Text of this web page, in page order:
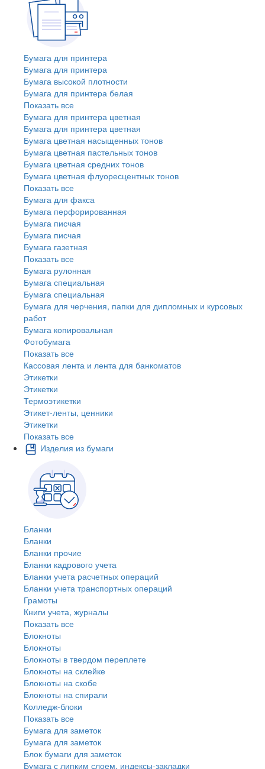
Бумага для принтера
Бумага для принтера
Бумага высокой плотности
Бумага для принтера белая
Показать все
Бумага для принтера цветная
Бумага для принтера цветная
Бумага цветная насыщенных тонов
Бумага цветная пастельных тонов
Бумага цветная средних тонов
Бумага цветная флуоресцентных тонов
Показать все
Бумага для факса
Бумага перфорированная
Бумага писчая
Бумага писчая
Бумага газетная
Показать все
Бумага рулонная
Бумага специальная
Бумага специальная
Бумага для черчения, папки для дипломных и курсовых
работ
Бумага копировальная
Фотобумага
Показать все
Кассовая лента и лента для банкоматов
Этикетки
Этикетки
Термоэтикетки
Этикет-ленты, ценники
Этикетки
Показать все
Изделия из бумаги
Бланки
Бланки
Бланки прочие
Бланки кадрового учета
Бланки учета расчетных операций
Бланки учета транспортных операций
Грамоты
Книги учета, журналы
Показать все
Блокноты
Блокноты
Блокноты в твердом переплете
Блокноты на склейке
Блокноты на скобе
Блокноты на спирали
Колледж-блоки
Показать все
Бумага для заметок
Бумага для заметок
Блок бумаги для заметок
Бумага с липким слоем, индексы-закладки